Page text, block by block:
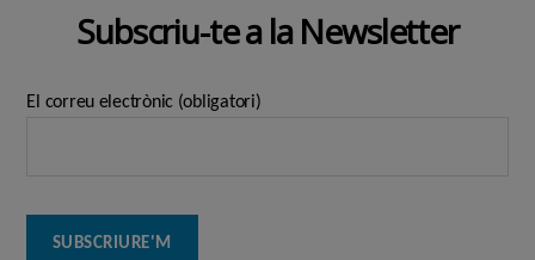
Subscriu-te a la Newsletter
El correu electrònic (obligatori)